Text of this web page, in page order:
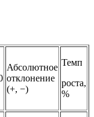
Абсолютное
отклонение
(+, −)
Темп
роста,
%